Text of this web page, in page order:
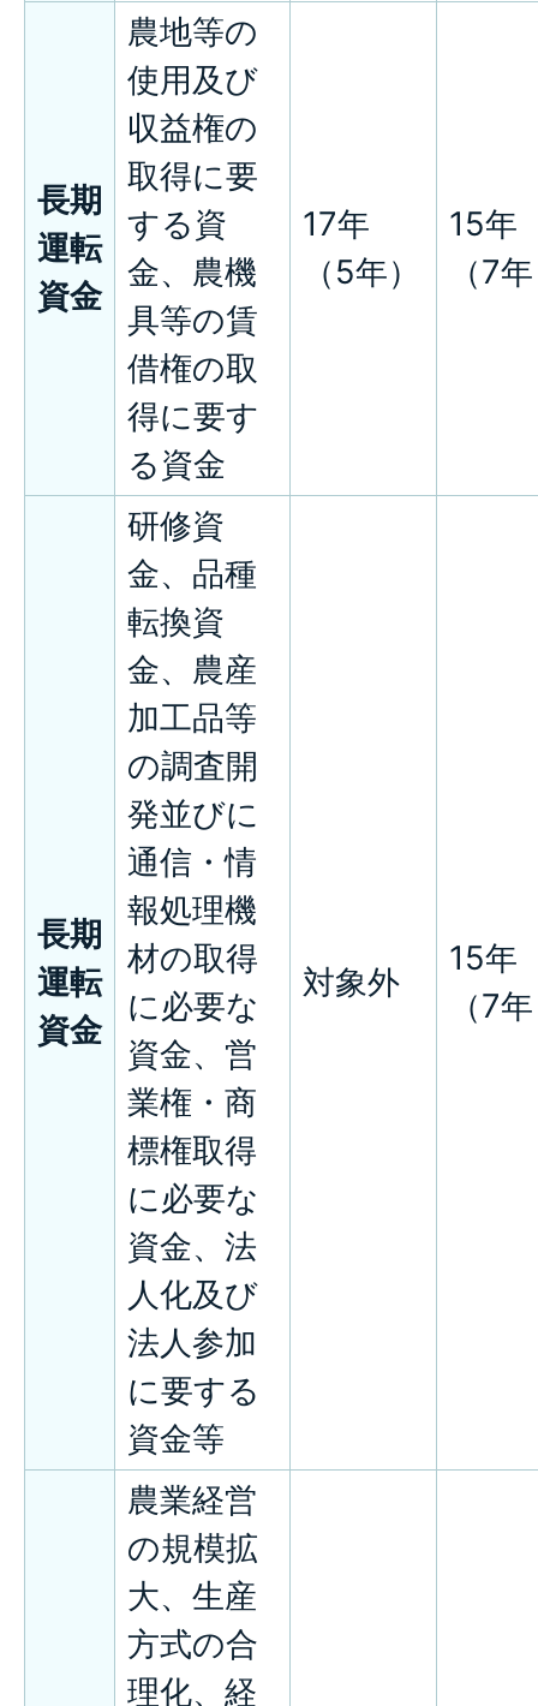
長期
運転
資金
農地等の
使用及び
収益権の
取得に要
する資
金、農機
具等の賃
借権の取
得に要す
る資金
17年
（5年）
15年
（7
長期
運転
資金
研修資
金、品種
転換資
金、農産
加工品等
の調査開
発並びに
通信・情
報処理機
材の取得
に必要な
資金、営
業権・商
標権取得
に必要な
資金、法
人化及び
法人参加
に要する
資金等
対象外
15年
（7
農業経営
の規模拡
大、生産
方式の合
理化、経